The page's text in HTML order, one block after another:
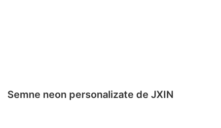
Semne neon personalizate de JXIN